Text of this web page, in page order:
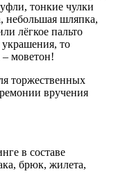
тонкие чулки
небольшая шляпка,
лёгкое пальто
украшения, то
моветон!
торжественных
вручения
в составе
брюк, жилета,